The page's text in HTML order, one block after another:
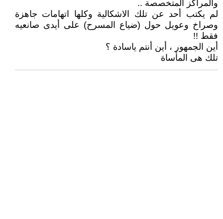
والمراكز المتخصصة ..
لم يكتب أحد عن تلك الاشكالية وكلها اتهامات جاهزة
وصراخ وعويل حول (ضياع المسرح) على أيدى صانعيه
فقط !!
أين الجمهور ، أين أنتم ياسادة ؟
تلك هى المأساة